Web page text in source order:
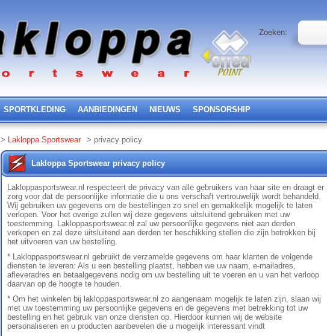
Zoeken:
SPORTKLEDING AANBIEDINGEN NIEUWS SPONSORSHIP
> Lakloppa Sportswear > privacy policy
Lakloppa Sportswear privacy policy
Lakloppasportswear.nl respecteert de privacy van alle gebruikers van haar site en draagt er
zorg voor dat de persoonlijke informatie die u ons verschaft vertrouwelijk wordt behandeld.
Wij gebruiken uw gegevens om de bestellingen zo snel en gemakkelijk mogelijk te laten
verlopen. Voor het overige zullen wij deze gegevens uitsluitend gebruiken met uw
toestemming. Lakloppasportswear.nl zal uw persoonlijke gegevens niet aan derden
verkopen en zal deze uitsluitend aan derden ter beschikking stellen die zijn betrokken bij
het uitvoeren van uw bestelling.
* Lakloppasportswear.nl gebruikt de verzamelde gegevens om haar klanten de volgende
diensten te leveren: Als u een bestelling plaatst, hebben we uw naam, e-mailadres,
afleveradres en betaalgegevens nodig om uw bestelling uit te voeren en u van het verloop
daarvan op de hoogte te houden.
* Om het winkelen bij lakloppasportswear.nl zo aangenaam mogelijk te laten zijn, slaan wij
met uw toestemming uw persoonlijke gegevens en de gegevens met betrekking tot uw
bestelling en het gebruik van onze diensten op. Hierdoor kunnen wij de website
personaliseren en u producten aanbevelen die u mogelijk interessant vindt